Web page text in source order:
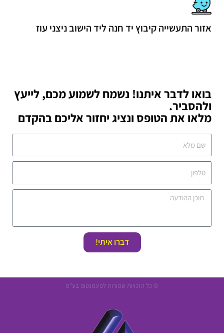
אזור התעשייה קיבוץ יד חנה ליד הישוב ניצני עוז
בואו לדבר איתנו! נשמח לשמוע מכם, לייעץ
ולהסביר.
מלאו את הטופס ונציג יחזור אליכם בהקדם
דברו איתי!
© כל הזכויות שמורות לפיגמנטופ בע"מ